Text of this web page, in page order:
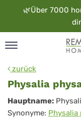
🌿Über 7000
zurück
Physalia
Physalia
physalis
Hauptname:
Synonyme: Physalia